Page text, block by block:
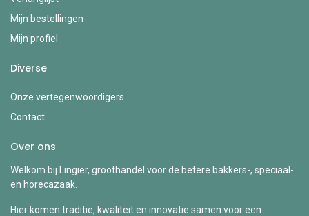
Mijn bestellingen
Mijn profiel
Diverse
Onze vertegenwoordigers
Contact
Over ons
Welkom bij Lingier, groothandel voor de betere bakkers-, speciaal-
en horecazaak.
Hier komen traditie, kwaliteit en innovatie samen voor een